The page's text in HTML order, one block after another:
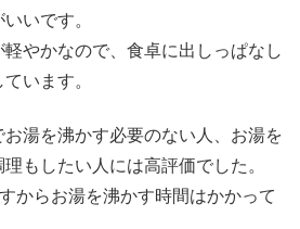
いです。
軽やかなので、食卓に出しっぱなし
います。
湯を沸かす必要のない人、お湯を
もしたい人には高評価でした。
からお湯を沸かす時間はかかって